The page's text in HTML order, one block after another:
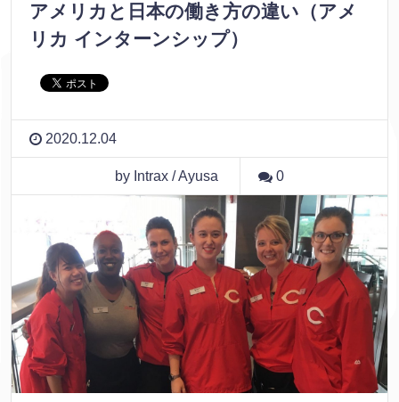
アメリカと日本の働き方の違い（アメ
リカ インターンシップ）
2020.12.04
by Intrax / Ayusa 0